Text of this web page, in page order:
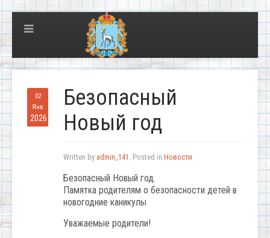
02
Янв
2026
Безопасный
Новый год
Written by admin_141 . Posted in Новости
Безопасный Новый год.
Памятка родителям о безопасности детей в
новогодние каникулы
Уважаемые родители!